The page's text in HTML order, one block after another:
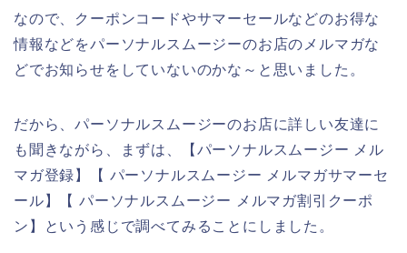
なので、クーポンコードやサマーセールなどのお得な
情報などをパーソナルスムージーのお店のメルマガな
どでお知らせをしていないのかな～と思いました。
だから、パーソナルスムージーのお店に詳しい友達に
も聞きながら、まずは、【パーソナルスムージー メル
マガ登録】【 パーソナルスムージー メルマガサマーセ
ール】【 パーソナルスムージー メルマガ割引クーポ
ン】という感じで調べてみることにしました。